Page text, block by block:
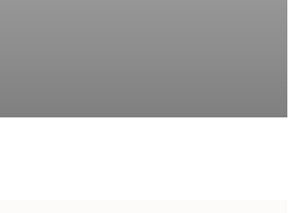
Beige Texture Σετ δύο